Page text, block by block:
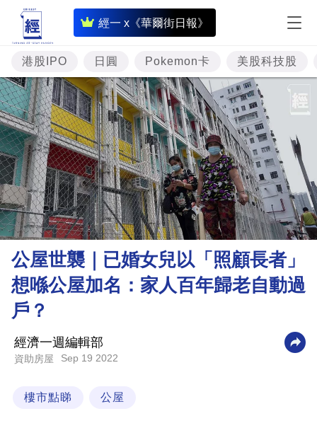
經一 x《華爾街日報》
即
時
財
經
專
題
投
資
樓
市
理
商
科
技
港股IPO 日圓 Pokemon卡 美股科技股
公屋世襲｜已婚女兒以「照顧長者」
想喺公屋加名：家人百年歸老自動過
戶？
經濟一週編輯部
資助房屋 Sep 19 2022
樓市點睇 公屋